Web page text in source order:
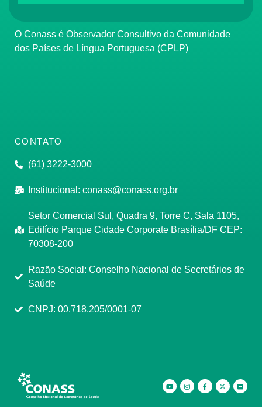
O Conass é Observador Consultivo da Comunidade
dos Países de Língua Portuguesa (CPLP)
CONTATO
(61) 3222-3000
Institucional: conass@conass.org.br
Setor Comercial Sul, Quadra 9, Torre C, Sala 1105,
Edifício Parque Cidade Corporate Brasília/DF CEP:
70308-200
Razão Social: Conselho Nacional de Secretários de
Saúde
CNPJ: 00.718.205/0001-07